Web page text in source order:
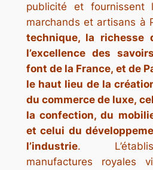
publicité et fournissent
marchands et artisans à
technique, la richesse
l’excellence des
font de la France, et de
le haut lieu de la
du commerce de luxe,
la confection, du
et celui du
l’industrie.
manufactures royales